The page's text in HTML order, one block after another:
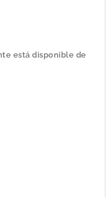
está disponible de